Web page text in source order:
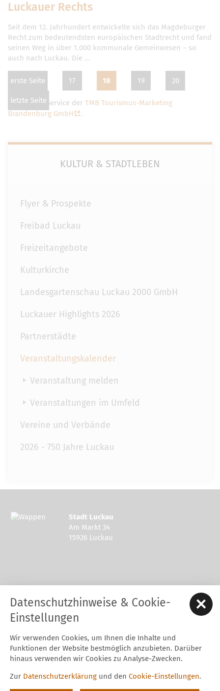
Luckauer Rechts
Seit dem 12. Jahrhundert entwickelte sich das Magdeburger
Recht zum bedeutendsten europäischen Stadtrecht und fand
seinen Weg in über 1.000 kommunale Gemeinwesen – so
auch nach Luckau. Die …
erste Seite 17 18 19 20
letzte Seite
Dies ist ein Service der TMB Tourismus-Marketing
Brandenburg GmbH
.
KULTUR & STADTLEBEN
Flyer & Prospekte
Freibad Luckau
Freizeitangebote
Kulturkirche
Landesgartenschau Luckau 2000 GmbH
Luckauer Highlights 2026
Partnerstädte
Veranstaltungskalender
Veranstaltung melden
Veranstaltungen im Umfeld
Vereine und Verbände
2026 - 750 Jahre Luckau
Stadt Luckau
Am Markt 34
15926 Luckau
Tel.: 03544 - 594 0
Fax: 03544 - 2948
E-Mail:stadt@luckau.de
Start Karriere Kontakt Datenschutz
Impressum
Barrierefreiheitserklärung
Intern
Datenschutzhinweise & Cookie-
Einstellungen
Wir verwenden Cookies, um Ihnen die Inhalte und
Funktionen der Website bestmöglich anzubieten. Darüber
hinaus verwenden wir Cookies zu Analyse-Zwecken.
Zur Datenschutzerklärung und den Cookie-Einstellungen.